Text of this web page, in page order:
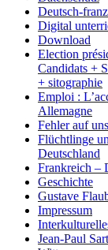
Deutsch-
Digital
Download
Election
Candidats +
+ sitographie
Emploi :
Allemagne
Fehler auf
Flüchtlinge
Deutschland
Frankreich –
Geschichte
Gustave
Impressum
Jean-Paul